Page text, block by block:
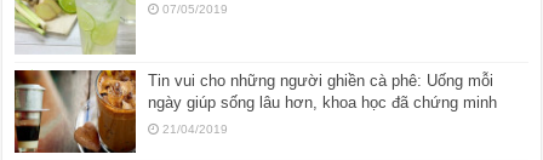
07/05/2019
Tin vui cho những người ghiền cà phê: Uống mỗi
ngày giúp sống lâu hơn, khoa học đã chứng minh
21/04/2019